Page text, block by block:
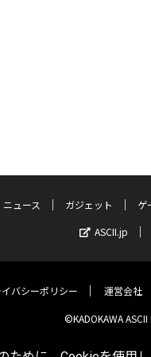
ニュース ガジェット ゲ
ASCII.jp
バシーポリシー 運営会社
©KADOKAWA